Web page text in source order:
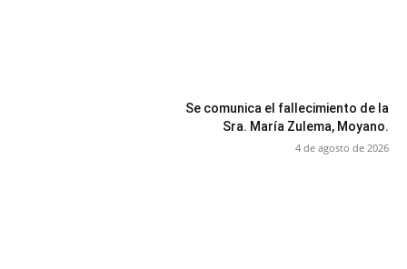
Se comunica el fallecimiento de la
Sra. María Zulema, Moyano.
4 de agosto de 2026